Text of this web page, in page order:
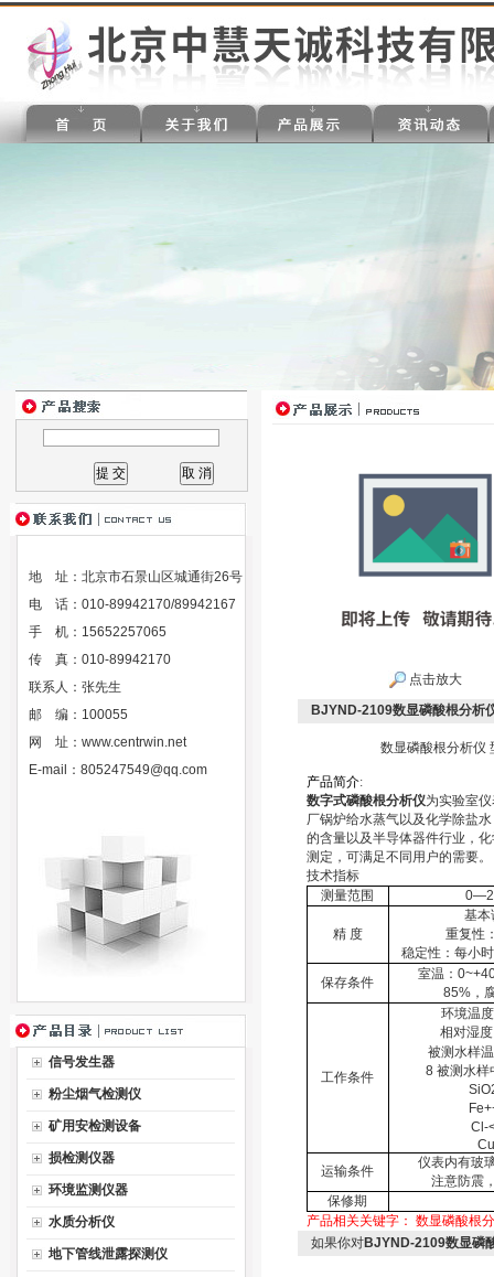
地 址：北京市石景山区城通街26号
电 话：010-89942170/89942167
手 机：15652257065
传 真：010-89942170
联系人：张先生
邮 编：100055
网 址： www.centrwin.net
E-mail： 805247549@qq.com
信号发生器
粉尘烟气检测仪
矿用安检测设备
损检测仪器
环境监测仪器
水质分析仪
地下管线泄露探测仪
点击放大
BJYND-2109数显磷酸根分析
数显磷酸根分析仪
产品简介:
数字式磷酸根分析仪为实验室
厂锅炉给水蒸气以及化学除盐
的含量以及半导体器件行业，
测定，可满足不同用户的需要。
技术指标
测量范围
精 度
基本
重复性
稳定性：每小
保存条件
室温：
85% ，
工作条件
环境温
相对湿
被测水样
8 被测水样
Cl-
运输条件
仪表内有玻
注意防震
保修期
产品相关关键字： 数显磷酸根
如果你对BJYND-2109数显磷